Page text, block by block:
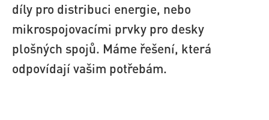
díly pro distribuci energie, nebo
mikrospojovacími prvky pro desky
plošných spojů. Máme řešení, která
odpovídají vašim potřebám.